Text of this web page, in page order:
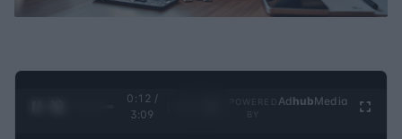
0:13 /
3:09
Ad hubMedia